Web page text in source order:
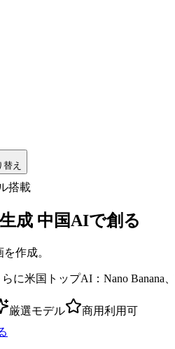
え
搭載
成 中国AIで創る
を作成。
に米国トップAI： Nano Banana
厳選モデル
商用利用可